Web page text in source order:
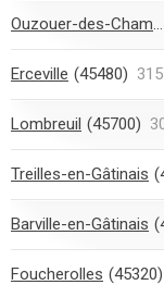
Ouzouer-des-Champs
Erceville (45480)
Lombreuil (45700)
Treilles-en-Gâtinais
Barville-en-Gâtinais
Foucherolles (45320)